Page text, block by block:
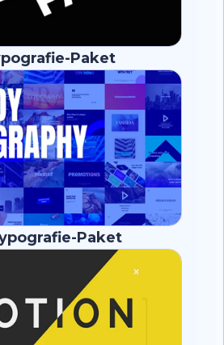
Paket
Paket